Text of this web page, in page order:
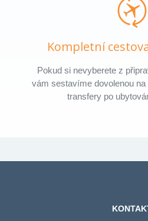
Kompletní
Pokud si nevyberete z
vám sestavíme dovolenou
transfery po